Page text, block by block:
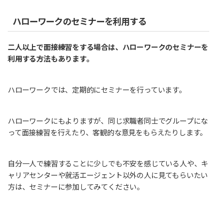
ハローワークのセミナーを利用する
二人以上で面接練習をする場合は、ハローワークのセミナーを
利用する方法もあります。
ハローワークでは、定期的にセミナーを行っています。
ハローワークにもよりますが、同じ求職者同士でグループにな
って面接練習を行えたり、客観的な意見をもらえたりします。
自分一人で練習することに少しでも不安を感じている人や、キ
ャリアセンターや就活エージェント以外の人に見てもらいたい
方は、セミナーに参加してみてください。